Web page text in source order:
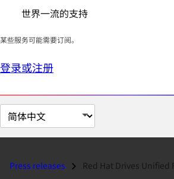
世界一流的支持
某些服务可能需要订阅。
登录或注册
切
换
面Press releases Red Hat Drives Unified Foundation for